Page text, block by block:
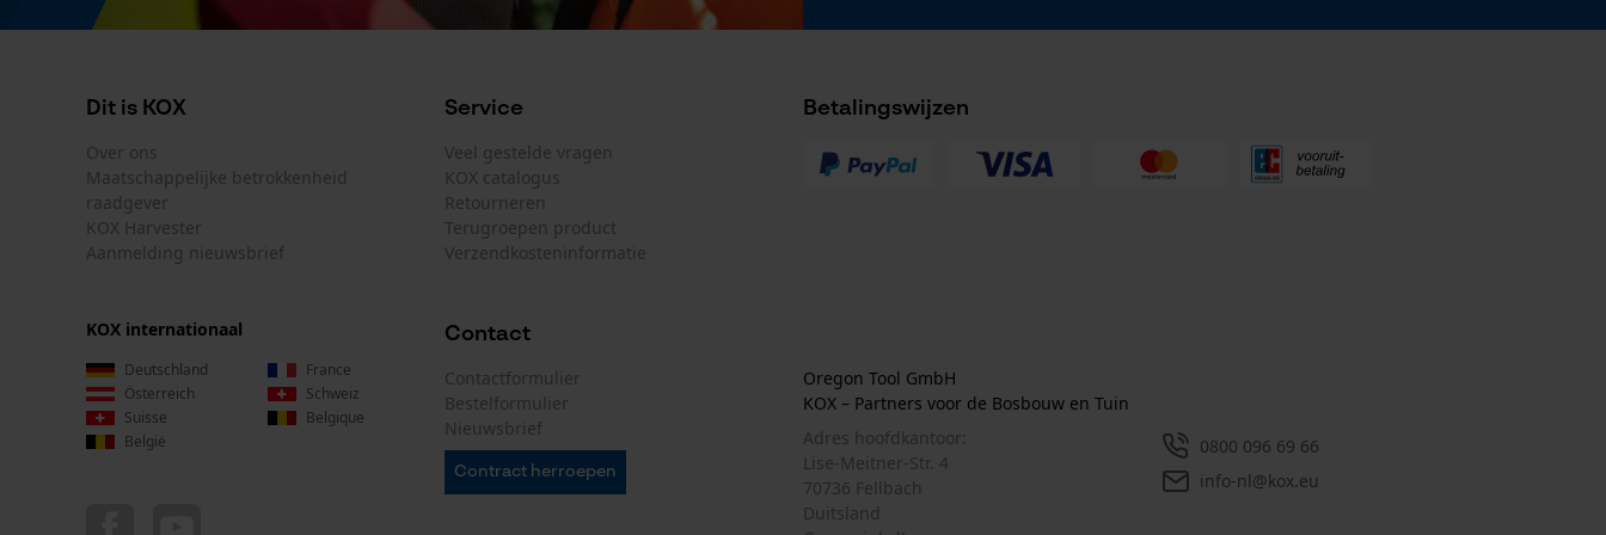
Dit is KOX
Over ons
Maatschappelijke betrokkenheid
raadgever
KOX Harvester
Aanmelding nieuwsbrief
Service
Veel gestelde vragen
KOX catalogus
Retourneren
Terugroepen product
Verzendkosteninformatie
Betalingswijzen
Contact
Contactformulier
Bestelformulier
Nieuwsbrief
Contract herroepen
Oregon Tool GmbH
KOX – Partners voor de Bosbouw en Tuin
Adres hoofdkantoor:
Lise-Meitner-Str. 4
70736 Fellbach
Duitsland
0800 096 69 66
info-nl@kox.eu
KOX internationaal
Deutschland
France
Österreich
Schweiz
Suisse
Belgique
België
De keuze voor gegevensverwerking
Fact-Finder Tracking
Prestatie en functionele Cookies